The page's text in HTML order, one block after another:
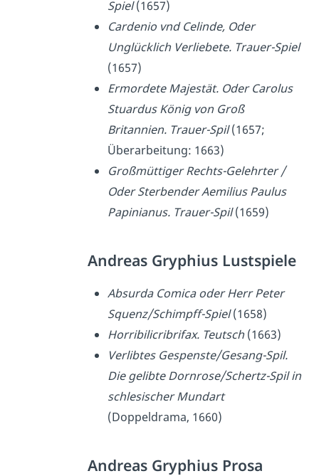
Spiel(1657)
Cardenio vnd Celinde, Oder
Unglücklich Verliebete. Trauer-Spiel
(1657)
Ermordete Majestät. Oder Carolus
Stuardus König von Groß
Britannien. Trauer-Spil(1657;
Überarbeitung: 1663)
Großmüttiger Rechts-Gelehrter /
Oder Sterbender Aemilius Paulus
Papinianus. Trauer-Spil(1659)
Andreas Gryphius Lustspiele
Absurda Comica oder Herr Peter
Squenz/Schimpff-Spiel(1658)
Horribilicribrifax. Teutsch(1663)
Verlibtes Gespenste/Gesang-Spil.
Die gelibte Dornrose/Schertz-Spil in
schlesischer Mundart
(Doppeldrama, 1660)
Andreas Gryphius Prosa